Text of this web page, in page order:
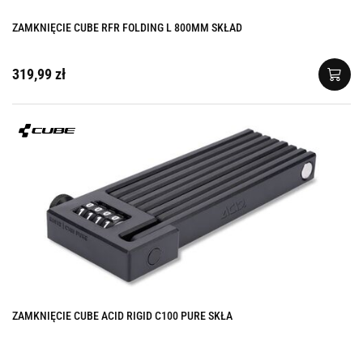
ZAMKNIĘCIE CUBE RFR FOLDING L 800MM SKŁAD
319,99 zł
ZAMKNIĘCIE CUBE ACID RIGID C100 PURE SKŁA